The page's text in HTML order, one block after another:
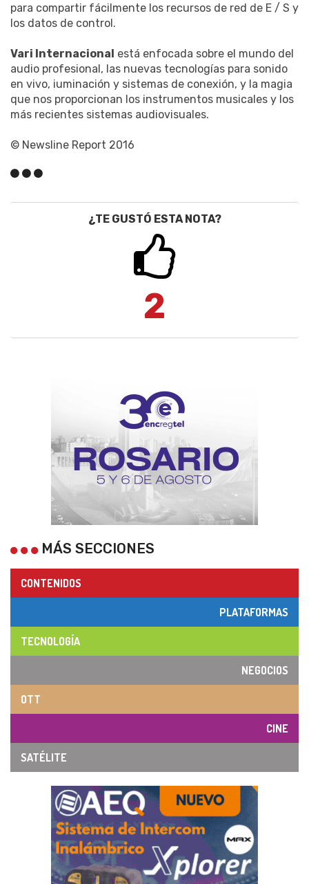
para compartir fácilmente los recursos de red de E / S y
los datos de control.
Vari Internacional está enfocada sobre el mundo del
audio profesional, las nuevas tecnologías para sonido
en vivo, iuminación y sistemas de conexión, y la magia
que nos proporcionan los instrumentos musicales y los
más recientes sistemas audiovisuales.
© Newsline Report 2016
¿TE GUSTÓ ESTA NOTA?
2
MÁS SECCIONES
CONTENIDOS
PLATAFORMAS
TECNOLOGÍA
NEGOCIOS
OTT
CINE
SATÉLITE